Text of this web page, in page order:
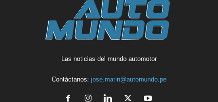
Las noticias del mundo automotor
Contáctanos: jose.marin@automundo.pe